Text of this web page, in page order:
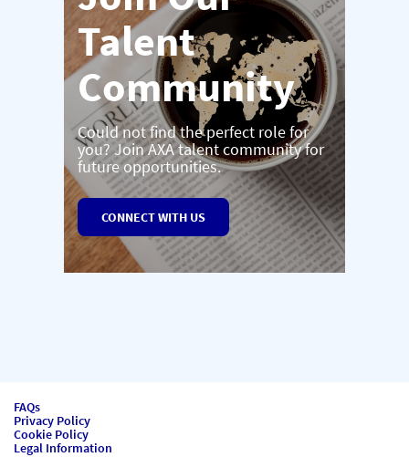
Talent
Community
Could not find the perfect role for
you? Join AXA talent community for
future opportunities.
CONNECT WITH US
FAQs
Privacy Policy
Cookie Policy
Legal Information